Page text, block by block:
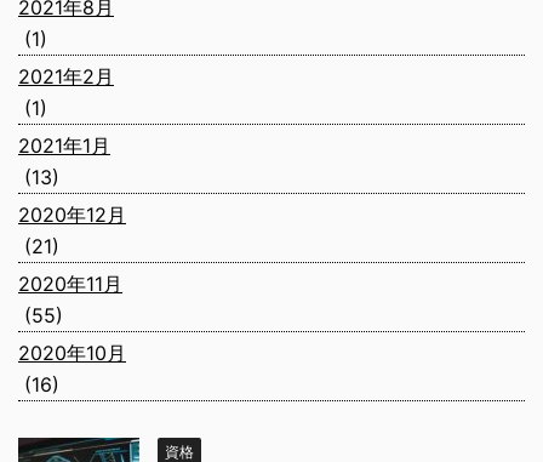
2021年8月
(1)
2021年2月
(1)
2021年1月
(13)
2020年12月
(21)
2020年11月
(55)
2020年10月
(16)
資格